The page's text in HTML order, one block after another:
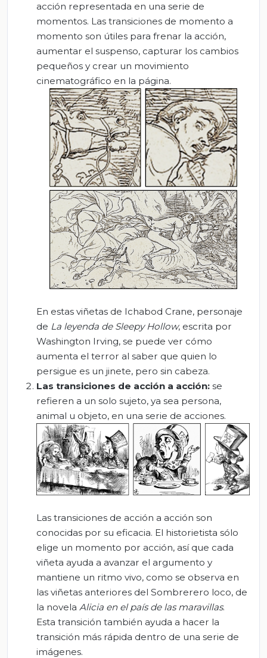
acción representada en una serie de
momentos. Las transiciones de momento a
momento son útiles para frenar la acción,
aumentar el suspenso, capturar los cambios
pequeños y crear un movimiento
cinematográfico en la página.
En estas viñetas de Ichabod Crane, personaje
de La leyenda de Sleepy Hollow, escrita por
Washington Irving, se puede ver cómo
aumenta el terror al saber que quien lo
persigue es un jinete, pero sin cabeza.
Las transiciones de acción a acción: se
refieren a un solo sujeto, ya sea persona,
animal u objeto, en una serie de acciones.
Las transiciones de acción a acción son
conocidas por su eficacia. El historietista sólo
elige un momento por acción, así que cada
viñeta ayuda a avanzar el argumento y
mantiene un ritmo vivo, como se observa en
las viñetas anteriores del Sombrerero loco, de
la novela Alicia en el país de las maravillas.
Esta transición también ayuda a hacer la
transición más rápida dentro de una serie de
imágenes.